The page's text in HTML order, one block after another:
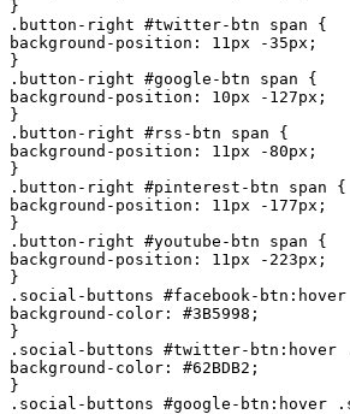
}
.button-right #twitter-btn span {
background-position: 11px -35px;
}
.button-right #google-btn span {
background-position: 10px -127px;
}
.button-right #rss-btn span {
background-position: 11px -80px;
}
.button-right #pinterest-btn span {
background-position: 11px -177px;
}
.button-right #youtube-btn span {
background-position: 11px -223px;
}
.social-buttons #facebook-
background-color: #3B5998;
}
.social-buttons #twitter-btn:hover
background-color: #62BDB2;
}
.social-buttons #google-btn:hover